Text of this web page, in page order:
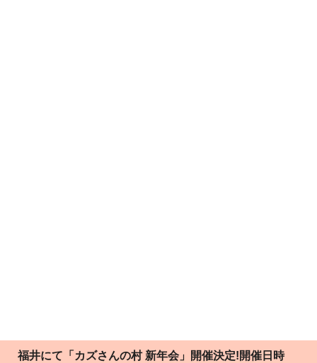
福井にて「カズさんの村 新年会」開催決定!開催日時